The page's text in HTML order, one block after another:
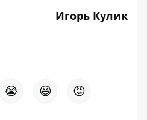
Игорь Кулик
😭 😆 😡